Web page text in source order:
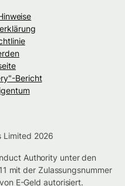
Bericht
Limited 2026
Authority unter den
mit der Zulassungsnummer
E-Geld autorisiert.